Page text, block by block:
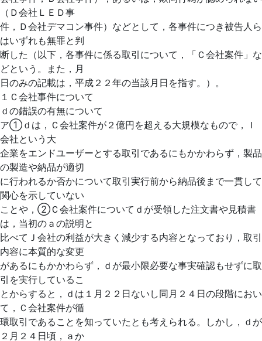
（Ｄ会社ＬＥＤ事
件，Ｄ会社デマコン事件）などとして，各事件につき被告人ら
はいずれも無罪と判
断した（以下，各事件に係る取引について，「Ｃ会社案件」な
どという。また，月
日のみの記載は，平成２２年の当該月日を指す。）。
１Ｃ会社事件について
ｄの錯誤の有無について
ア①ｄは，Ｃ会社案件が２億円を超える大規模なもので，Ｉ
会社という大
企業をエンドユーザーとする取引であるにもかかわらず，製品
の製造や納品が適切
に行われるか否かについて取引実行前から納品後まで一貫して
関心を示していない
ことや，②Ｃ会社案件についてｄが受領した注文書や見積書
は，当初のａの説明と
比べてＪ会社の利益が大きく減少する内容となっており，取引
内容に本質的な変更
があるにもかかわらず，ｄが最小限必要な事実確認もせずに取
引を実行しているこ
とからすると，ｄは１月２２日ないし同月２４日の段階におい
て，Ｃ会社案件が循
環取引であることを知っていたとも考えられる。しかし，ｄが
２月２４日頃，ａか